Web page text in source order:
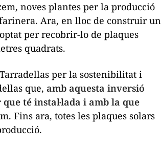
noves plantes per la producció
Ara, en lloc de construir un
per recobrir-lo de plaques
quadrats.
per la sostenibilitat i
que, amb aquesta inversió
té instal·lada i amb la que
. Fins ara, totes les plaques solars